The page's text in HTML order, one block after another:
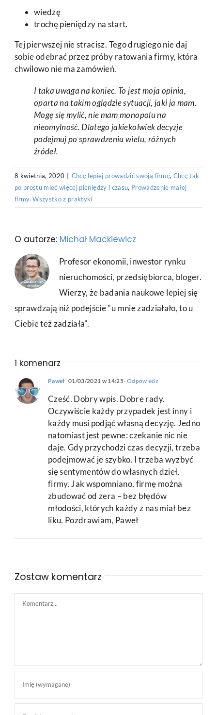
wiedzę
trochę pieniędzy na start.
Tej pierwszej nie stracisz. Tego drugiego nie daj
sobie odebrać przez próby ratowania firmy, która
chwilowo nie ma zamówień.
I taka uwaga na koniec. To jest moja opinia,
oparta na takim oglądzie sytuacji, jaki ja mam.
Mogę się mylić, nie mam monopolu na
nieomylność. Dlatego jakiekolwiek decyzje
podejmuj po sprawdzeniu wielu, różnych
źródeł.
8 kwietnia, 2020 Chcę lepiej prowadzić swoją firmę, Chcę tak
po prostu mieć więcej pieniędzy i czasu, Prowadzenie małej
firmy. Wszystko z praktyki
O autorze: Michał Mackiewicz
Profesor ekonomii, inwestor rynku
nieruchomości, przedsiębiorca, bloger.
Wierzy, że badania naukowe lepiej się
sprawdzają niż podejście "u mnie zadziałało, to u
Ciebie też zadziała".
1 komenarz
Paweł 01/03/2021 w 14:25- Odpowiedz
Cześć. Dobry wpis. Dobre rady.
Oczywiście każdy przypadek jest inny i
każdy musi podjąć własną decyzję. Jedno
natomiast jest pewne: czekanie nic nie
daje. Gdy przychodzi czas decyzji, trzeba
podejmować je szybko. I trzeba wyzbyć
się sentymentów do własnych dzieł,
firmy. Jak wspomniano, firmę można
zbudować od zera – bez błędów
młodości, których każdy z nas miał bez
liku. Pozdrawiam, Paweł
Zostaw komentarz
Comment